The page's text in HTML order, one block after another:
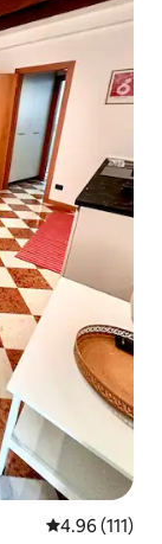
Calificación
4.96 (111)